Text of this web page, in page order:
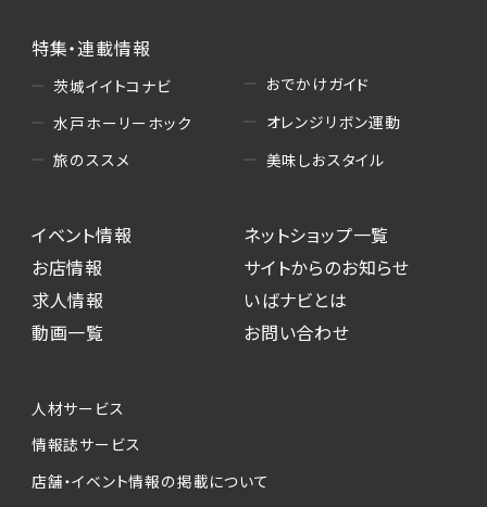
特集・連載情報
茨城イイトコナビ
水戸ホーリーホック
旅のススメ
おでかけガイド
オレンジリボン運動
美味しおスタイル
イベント情報
お店情報
求人情報
動画一覧
ネットショップ一覧
サイトからのお知らせ
いばナビとは
お問い合わせ
人材サービス
情報誌サービス
店舗・イベント情報の掲載について